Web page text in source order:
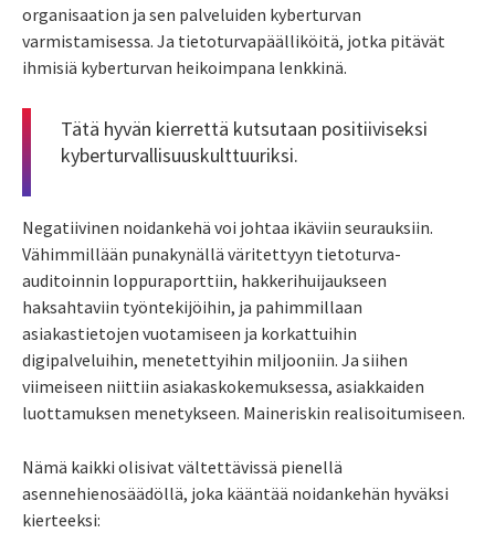
organisaation ja sen palveluiden kyberturvan
varmistamisessa. Ja tietoturvapäälliköitä, jotka pitävät
ihmisiä kyberturvan heikoimpana lenkkinä.
Tätä hyvän kierrettä kutsutaan positiiviseksi
kyberturvallisuuskulttuuriksi.
Negatiivinen noidankehä voi johtaa ikäviin seurauksiin.
Vähimmillään punakynällä väritettyyn tietoturva-
auditoinnin loppuraporttiin, hakkerihuijaukseen
haksahtaviin työntekijöihin, ja pahimmillaan
asiakastietojen vuotamiseen ja korkattuihin
digipalveluihin, menetettyihin miljooniin. Ja siihen
viimeiseen niittiin asiakaskokemuksessa, asiakkaiden
luottamuksen menetykseen. Maineriskin realisoitumiseen.
Nämä kaikki olisivat vältettävissä pienellä
asennehienosäädöllä, joka kääntää noidankehän hyväksi
kierteeksi: